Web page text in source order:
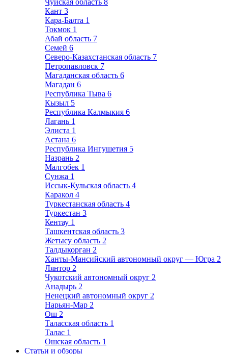
Чуйская область 8
Кант 3
Кара-Балта 1
Токмок 1
Абай область 7
Семей 6
Северо-Казахстанская область 7
Петропавловск 7
Магаданская область 6
Магадан 6
Республика Тыва 6
Кызыл 5
Республика Калмыкия 6
Лагань 1
Элиста 1
Астана 6
Республика Ингушетия 5
Назрань 2
Малгобек 1
Сунжа 1
Иссык-Кульская область 4
Каракол 4
Туркестанская область 4
Туркестан 3
Кентау 1
Ташкентская область 3
Жетысу область 2
Талдыкорган 2
Ханты-Мансийский автономный округ — Югра 2
Лянтор 2
Чукотский автономный округ 2
Анадырь 2
Ненецкий автономный округ 2
Нарьян-Мар 2
Ош 2
Таласская область 1
Талас 1
Ошская область 1
Статьи и обзоры